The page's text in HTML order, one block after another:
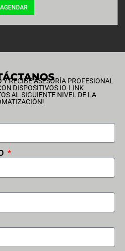
AGENDAR
RECIBE ASESORÍA PROFESIONAL
DISPOSITIVOS IO-LINK
AL SIGUIENTE NIVEL DE LA